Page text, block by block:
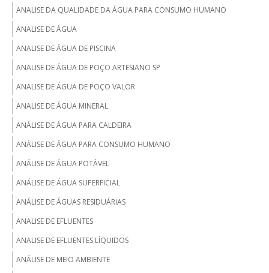
ANALISE DA QUALIDADE DA ÁGUA PARA CONSUMO HUMANO
ANALISE DE ÁGUA
ANALISE DE ÁGUA DE PISCINA
ANALISE DE ÁGUA DE POÇO ARTESIANO SP
ANALISE DE ÁGUA DE POÇO VALOR
ANALISE DE ÁGUA MINERAL
ANÁLISE DE ÁGUA PARA CALDEIRA
ANÁLISE DE ÁGUA PARA CONSUMO HUMANO
ANÁLISE DE ÁGUA POTÁVEL
ANÁLISE DE ÁGUA SUPERFICIAL
ANÁLISE DE ÁGUAS RESIDUÁRIAS
ANALISE DE EFLUENTES
ANALISE DE EFLUENTES LÍQUIDOS
ANÁLISE DE MEIO AMBIENTE